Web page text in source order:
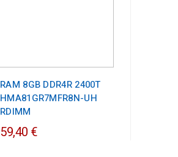
RAM 8GB DDR4R 2400T
HMA81GR7MFR8N-UH
RDIMM
59,40 €